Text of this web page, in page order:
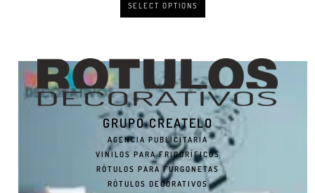
SELECT OPTIONS
GRUPO CREATELO
AGENCIA PUBLICITARIA
VINILOS PARA FRIGORÍFICOS
RÓTULOS PARA FURGONETAS
RÓTULOS DECORATIVOS